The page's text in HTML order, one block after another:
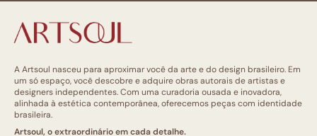
A Artsoul nasceu para aproximar você da arte e do design brasileiro. Em
um só espaço, você descobre e adquire obras autorais de artistas e
designers independentes. Com uma curadoria ousada e inovadora,
alinhada à estética contemporânea, oferecemos peças com identidade
brasileira.
Artsoul, o extraordinário em cada detalhe.